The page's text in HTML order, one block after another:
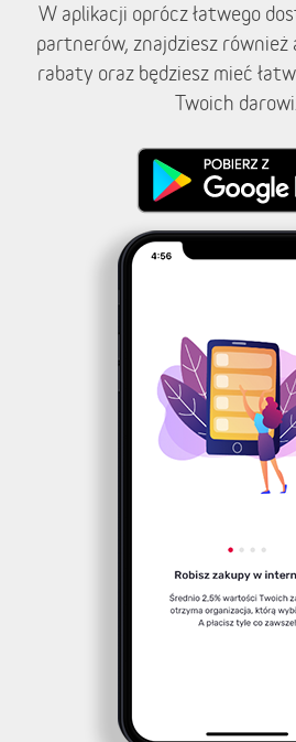
W aplikacji oprócz łatwego
partnerów, znajdziesz
rabaty oraz będziesz mieć
Twoich